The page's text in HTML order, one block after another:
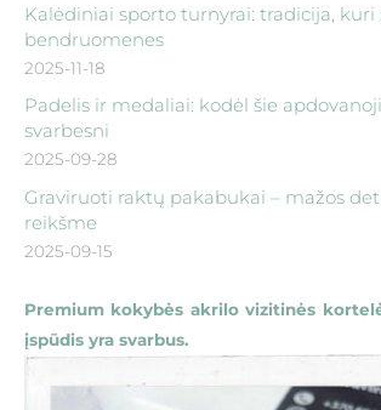
Kalėdiniai sporto turnyrai: tradicija, kuri
bendruomenes
2025-11-18
Padelis ir medaliai: kodėl šie
svarbesni
2025-09-28
Graviruoti raktų pakabukai – mažos
reikšme
2025-09-15
Premium kokybės akrilo vizitinės
įspūdis yra svarbus.